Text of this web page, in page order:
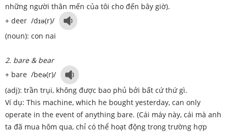
những người thân mến của tôi cho đến bây giờ).
+ deer /dɪə(r)/
(noun): con nai
2. bare & bear
+ bare /beə(r)/
(adj): trần trụi, không được bao phủ bởi bất cứ thứ gì.
Ví dụ: This machine, which he bought yesterday, can only
operate in the event of anything bare. (Cái máy này, cái mà anh
ta đã mua hôm qua, chỉ có thể hoạt động trong trường hợp